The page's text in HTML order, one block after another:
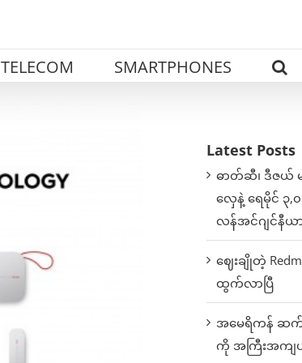
TELECOM SMARTPHONES
Latest Posts
ဓာတ်ဆီ၊ ဒီဇယ်
လှေနဲ့ ရေမိုင် ၃,
လန်အင်ဂျင်နီယ
ဈေးချိုတဲ့
ထွက်လာပြီ
အမေရိကန် ဆက်
ကို အကြီးအကျ